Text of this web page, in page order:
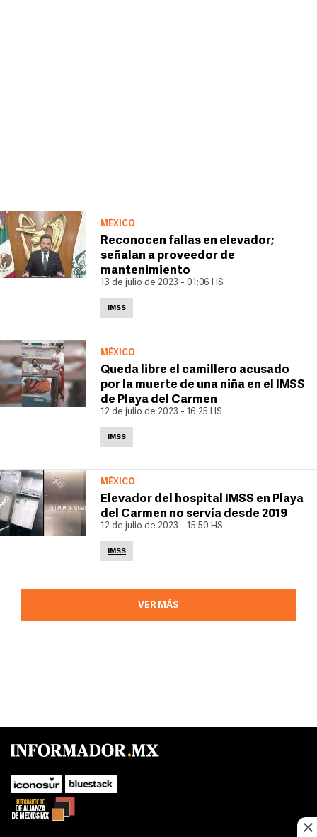
MÉXICO
Reconocen fallas en elevador;
señalan a proveedor de
mantenimiento
13 de julio de 2023 - 01:06 HS
IMSS
MÉXICO
Queda libre el camillero acusado
por la muerte de una niña en el IMSS
de Playa del Carmen
12 de julio de 2023 - 16:25 HS
IMSS
MÉXICO
Elevador del hospital IMSS en Playa
del Carmen no servía desde 2019
12 de julio de 2023 - 15:50 HS
IMSS
VER MÁS